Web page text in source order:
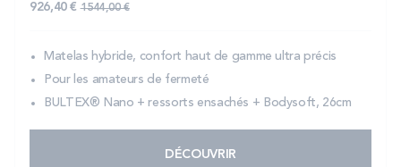
926,40 € 1 544,00 €
Matelas hybride, confort haut de gamme ultra précis
Pour les amateurs de fermeté
BULTEX® Nano + ressorts ensachés + Bodysoft, 26cm
DÉCOUVRIR